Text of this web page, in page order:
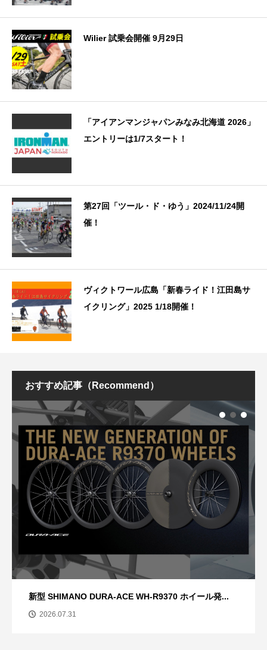
Wilier 試乗会開催 9月29日
「アイアンマンジャパンみなみ北海道 2026」
エントリーは1/7スタート！
第27回「ツール・ド・ゆう」2024/11/24開
催！
ヴィクトワール広島「新春ライド！江田島サ
イクリング」2025 1/18開催！
おすすめ記事（Recommend）
新型 SHIMANO DURA-ACE WH-R9370 ホイール発...
2026.07.31